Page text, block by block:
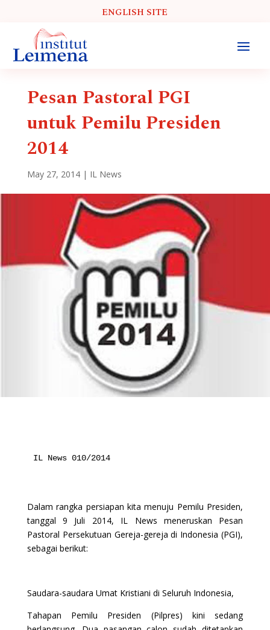
ENGLISH SITE
Pesan Pastoral PGI
untuk Pemilu Presiden
2014
May 27, 2014| IL News
IL News 010/2014
Dalam rangka persiapan kita menuju Pemilu Presiden,
tanggal 9 Juli 2014, IL News meneruskan Pesan
Pastoral Persekutuan Gereja-gereja di Indonesia (PGI),
sebagai berikut:
Saudara-saudara Umat Kristiani di Seluruh Indonesia,
Tahapan Pemilu Presiden (Pilpres) kini sedang